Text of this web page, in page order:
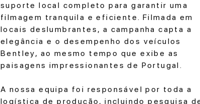
suporte local completo para garantir uma
filmagem tranquila e eficiente. Filmada em
locais deslumbrantes, a campanha capta a
elegância e o desempenho dos veículos
Bentley, ao mesmo tempo que exibe as
paisagens impressionantes de Portugal.
A nossa equipa foi responsável por toda a
logística de produção, incluindo pesquisa